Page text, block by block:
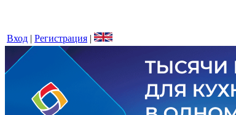
Вход | Регистрация |